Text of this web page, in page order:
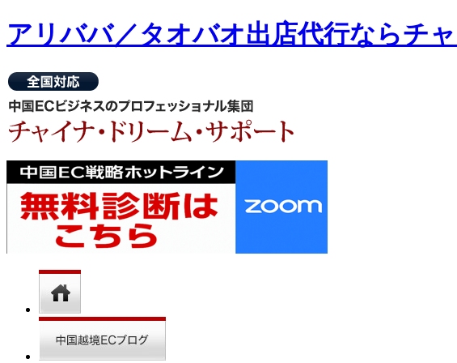
アリババ／タオバオ出店代⾏ならチ